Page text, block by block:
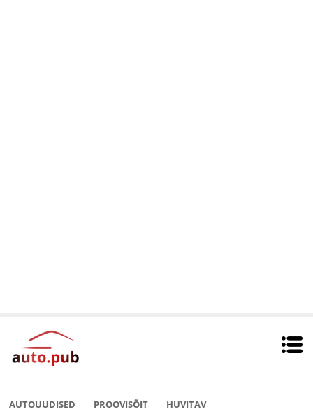
AUTOUUDISED PROOVISÕIT HUVITAV